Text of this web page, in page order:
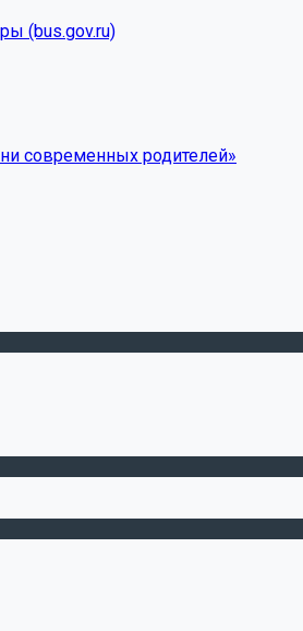
(bus.gov.ru)
современных родителей»